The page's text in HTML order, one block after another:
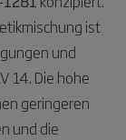
ist
und
14. Die hohe
geringeren
und die